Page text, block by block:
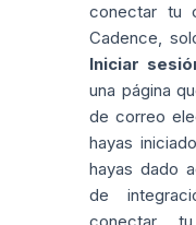
conectar tu
Cadence,
Iniciar
una página
de correo
hayas
hayas dado
de